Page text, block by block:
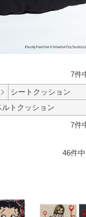
7件
シートクッション
ルトクッション
7件
46件中